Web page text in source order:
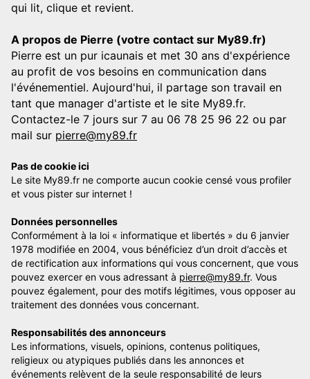
qui lit, clique et revient.
A propos de Pierre (votre contact sur My89.fr)
Pierre est un pur icaunais et met 30 ans d'expérience
au profit de vos besoins en communication dans
l'événementiel. Aujourd'hui, il partage son travail en
tant que manager d'artiste et le site My89.fr.
Contactez-le 7 jours sur 7 au 06 78 25 96 22 ou par
mail sur pierre@my89.fr
Pas de cookie ici
Le site My89.fr ne comporte aucun cookie censé vous profiler
et vous pister sur internet !
Données personnelles
Conformément à la loi « informatique et libertés » du 6 janvier
1978 modifiée en 2004, vous bénéficiez d’un droit d’accès et
de rectification aux informations qui vous concernent, que vous
pouvez exercer en vous adressant à pierre@my89.fr. Vous
pouvez également, pour des motifs légitimes, vous opposer au
traitement des données vous concernant.
Responsabilités des annonceurs
Les informations, visuels, opinions, contenus politiques,
religieux ou atypiques publiés dans les annonces et
événements relèvent de la seule responsabilité de leurs